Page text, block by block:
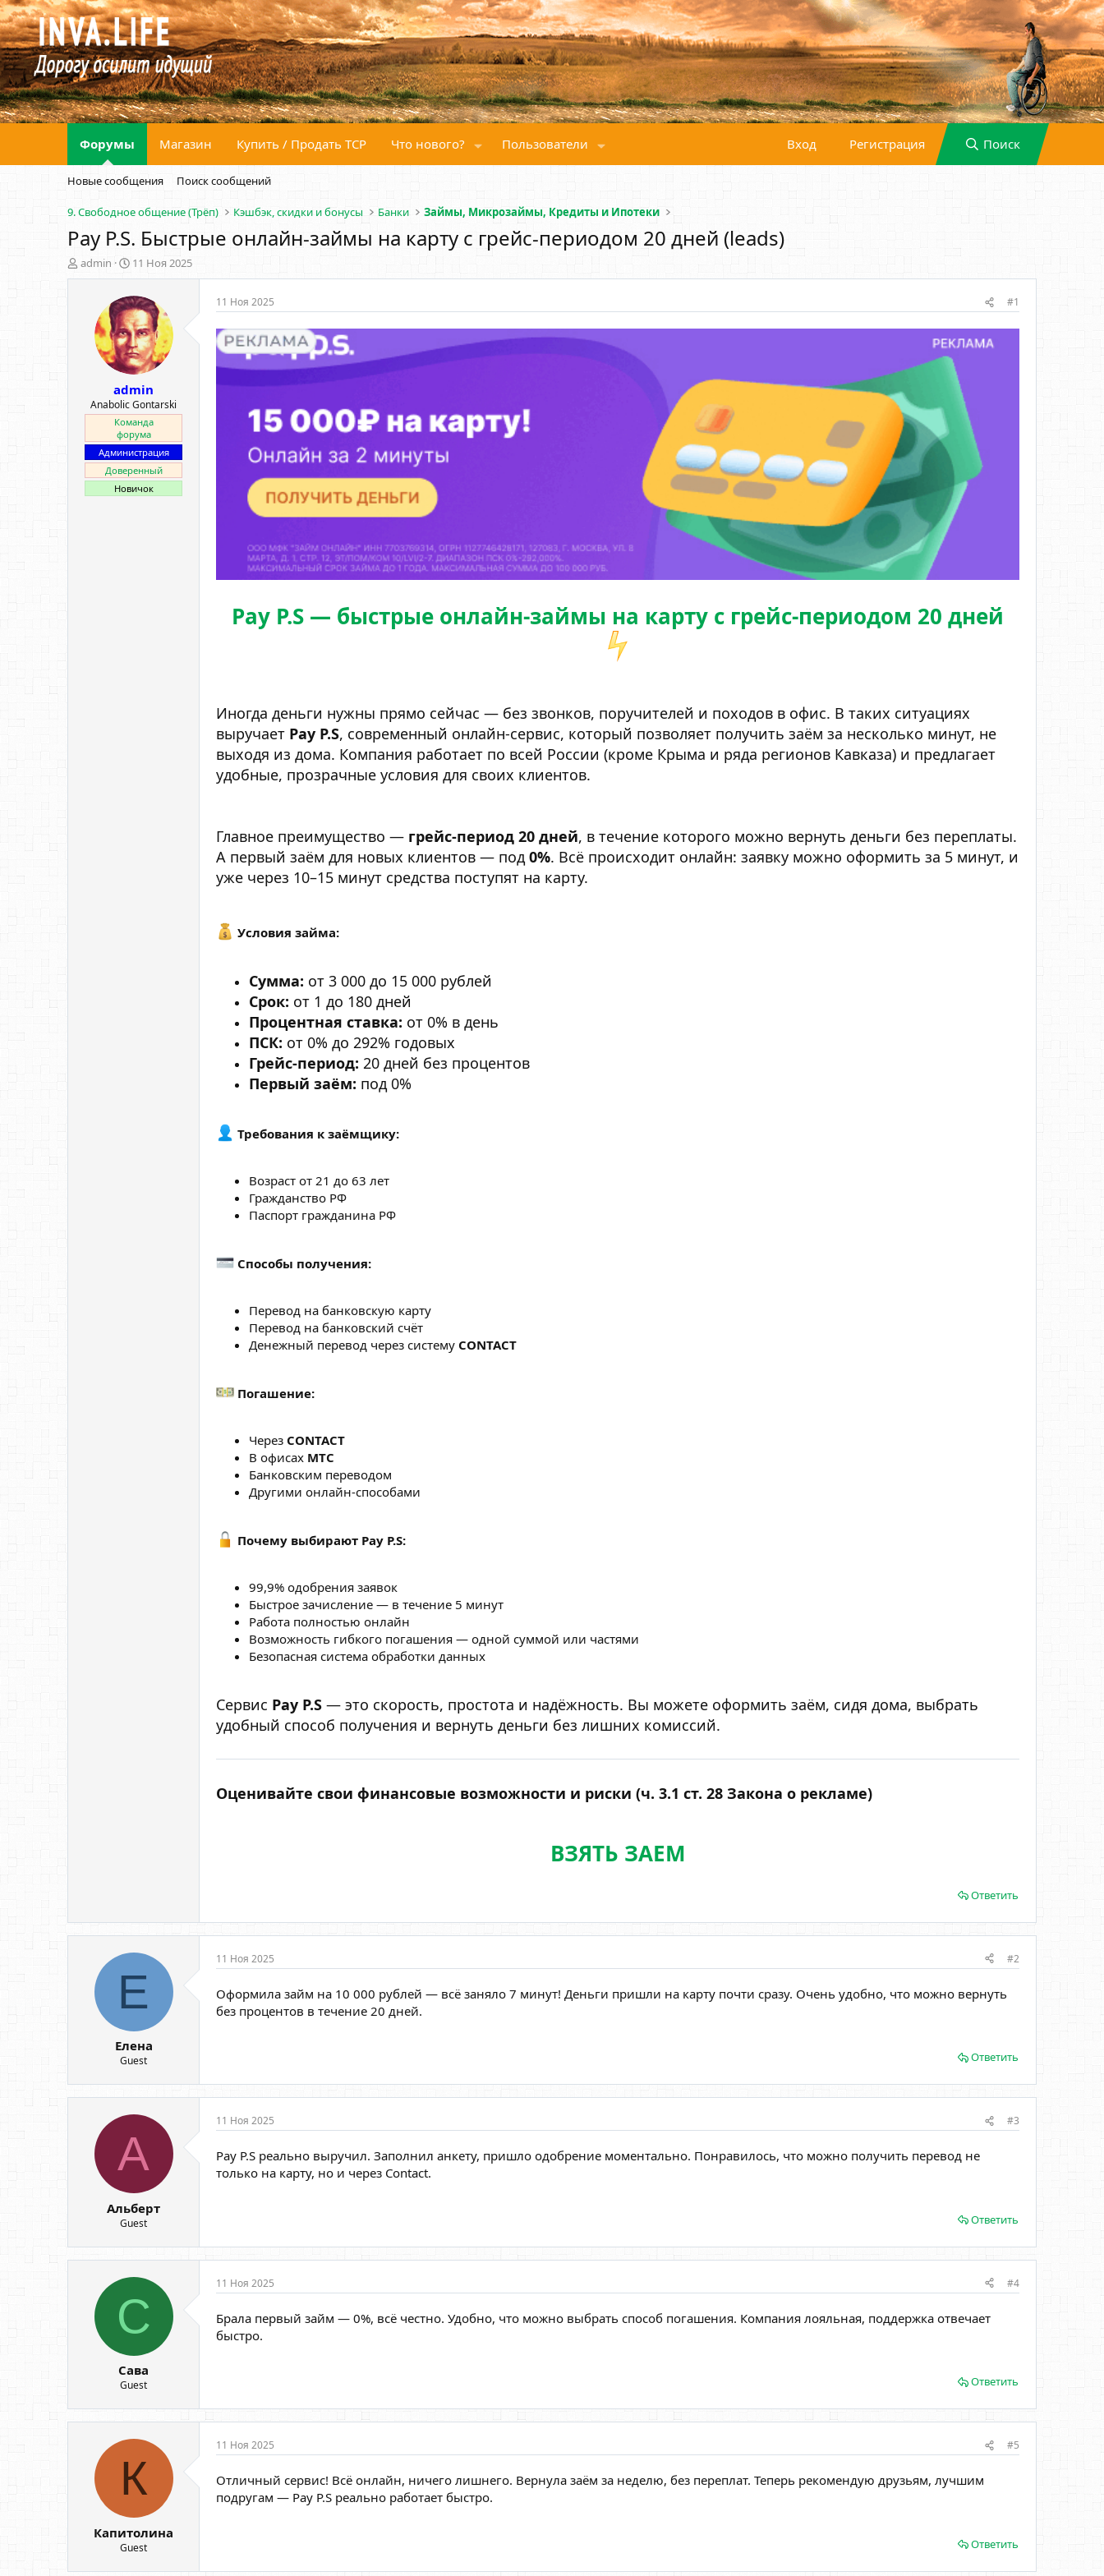
Форумы Магазин Купить / Продать ТСР Что нового? Пользователи Вход Регистрация Поиск
Новые сообщения Поиск сообщений
9. Свободное общение (Трёп) Кэшбэк, скидки и бонусы Банки Займы, Микрозаймы, Кредиты и Ипотеки
Pay P.S. Быстрые онлайн-займы на карту с грейс-периодом 20 дней (leads)
А
в
admin
Д
а
а
н
а
ч
а
а
11 Ноя 2025
admin
Anabolic Gontarski
Команда
форума
Администрация
Доверенный
Новичок
11 Ноя 2025 #1
Pay P.S — быстрые онлайн-займы на карту с грейс-периодом 20 дней
Иногда деньги нужны прямо сейчас — без звонков, поручителей и походов в офис. В таких ситуациях
выручает Pay P.S, современный онлайн-сервис, который позволяет получить заём за несколько минут, не
выходя из дома. Компания работает по всей России (кроме Крыма и ряда регионов Кавказа) и предлагает
удобные, прозрачные условия для своих клиентов.
Главное преимущество — грейс-период 20 дней, в течение которого можно вернуть деньги без переплаты.
А первый заём для новых клиентов — под 0%. Всё происходит онлайн: заявку можно оформить за 5 минут, и
уже через 10–15 минут средства поступят на карту.
Условия займа:
Сумма: от 3 000 до 15 000 рублей
Срок: от 1 до 180 дней
Процентная ставка: от 0% в день
ПСК: от 0% до 292% годовых
Грейс-период: 20 дней без процентов
Первый заём: под 0%
Требования к заёмщику:
Возраст от 21 до 63 лет
Гражданство РФ
Паспорт гражданина РФ
Способы получения:
Перевод на банковскую карту
Перевод на банковский счёт
Денежный перевод через систему CONTACT
Погашение:
Через CONTACT
В офисах МТС
Банковским переводом
Другими онлайн-способами
Почему выбирают Pay P.S:
99,9% одобрения заявок
Быстрое зачисление — в течение 5 минут
Работа полностью онлайн
Возможность гибкого погашения — одной суммой или частями
Безопасная система обработки данных
Сервис Pay P.S — это скорость, простота и надёжность. Вы можете оформить заём, сидя дома, выбрать
удобный способ получения и вернуть деньги без лишних комиссий.
Оценивайте свои финансовые возможности и риски (ч. 3.1 ст. 28 Закона о рекламе)
ВЗЯТЬ ЗАЕМ
Ответить
Е
Елена
Guest
11 Ноя 2025 #2
Оформила займ на 10 000 рублей — всё заняло 7 минут! Деньги пришли на карту почти сразу. Очень удобно, что можно вернуть
без процентов в течение 20 дней.
Ответить
А
Альберт
Guest
11 Ноя 2025 #3
Pay P.S реально выручил. Заполнил анкету, пришло одобрение моментально. Понравилось, что можно получить перевод не
только на карту, но и через Contact.
Ответить
С
Сава
Guest
11 Ноя 2025 #4
Брала первый займ — 0%, всё честно. Удобно, что можно выбрать способ погашения. Компания лояльная, поддержка отвечает
быстро.
Ответить
К
Капитолина
Guest
11 Ноя 2025 #5
Отличный сервис! Всё онлайн, ничего лишнего. Вернула заём за неделю, без переплат. Теперь рекомендую друзьям, лучшим
подругам — Pay P.S реально работает быстро.
Ответить